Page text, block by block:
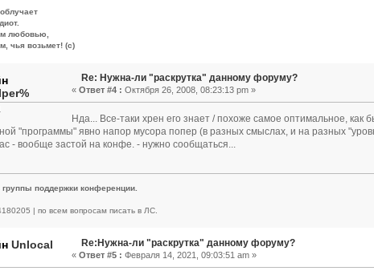
любовью,
чья возьмет! (c)
Re: Нужна-ли "раскрутка" данному форуму?
« Ответ #4 : Октября 26, 2008, 08:23:13 pm »
Нда... Все-таки хрен его знает / похоже самое оптимальное,
"программы" явно напор мусора попер (в разных смыслах, и на разных
- вообще застой на конфе. - нужно сообщаться...
группы поддержки конференции.
| по всем вопросам писать в ЛС.
Unlocal
Re:Нужна-ли "раскрутка" данному форуму?
« Ответ #5 : Февраля 14, 2021, 09:03:51 am »